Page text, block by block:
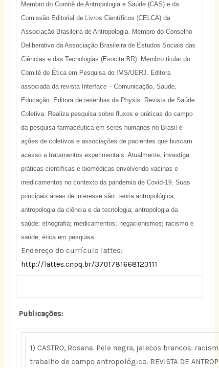
Membro do Comitê de Antropologia e Saúde (CAS) e da
Comissão Editorial de Livros Científicos (CELCA) da
Associação Brasileira de Antropologia. Membro do Conselho
Deliberativo da Associação Brasileira de Estudos Sociais das
Ciências e das Tecnologias (Esocite.BR). Membro titular do
Comitê de Ética em Pesquisa do IMS/UERJ. Editora
associada da revista Interface – Comunicação, Saúde,
Educação. Editora de resenhas da Physis: Revista de Saúde
Coletiva. Realiza pesquisa sobre fluxos e práticas do campo
da pesquisa farmacêutica em seres humanos no Brasil e
ações de coletivos e associações de pacientes que buscam
acesso a tratamentos experimentais. Atualmente, investiga
práticas científicas e biomédicas envolvendo vacinas e
medicamentos no contexto da pandemia de Covid-19. Suas
principais áreas de interesse são: teoria antropológica;
antropologia da ciência e da tecnologia; antropologia da
saúde; etnografia; medicamentos; negacionismos; racismo e
saúde; ética em pesquisa.
Endereço do currículo lattes:
http://lattes.cnpq.br/3701781668123111
Publicações:
1) CASTRO, Rosana. Pele negra, jalecos brancos:
trabalho de campo antropológico. REVISTA DE